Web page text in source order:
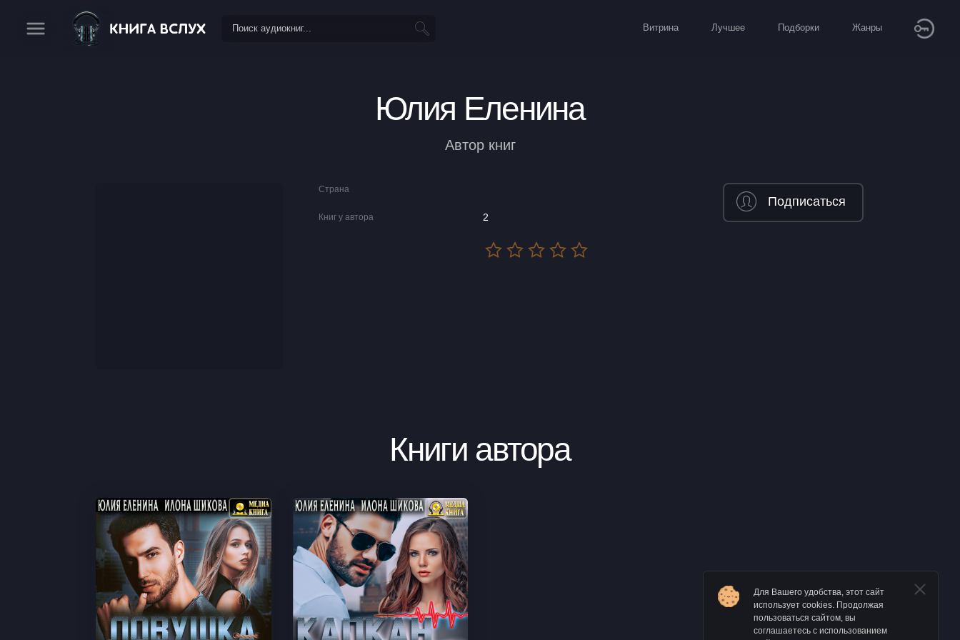
Витрина Лучшее Подборки Жанры
Юлия Еленина
Автор книг
Страна
Книг у автора 2
Подписаться
Книги автора
Для Вашего удобства, этот сайт
использует cookies. Продолжая
пользоваться сайтом, вы
соглашаетесь с использованием